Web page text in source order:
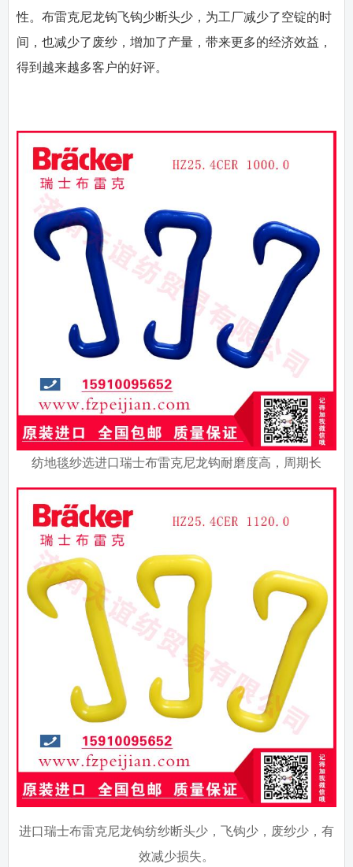
性。布雷克尼龙钩飞钩少断头少，为工厂减少了空锭的时
间，也减少了废纱，增加了产量，带来更多的经济效益，
得到越来越多客户的好评。
纺地毯纱选进口瑞士布雷克尼龙钩耐磨度高，周期长
进口瑞士布雷克尼龙钩纺纱断头少，飞钩少，废纱少，有
效减少损失。